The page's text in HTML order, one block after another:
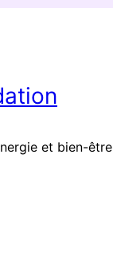
et bien-être